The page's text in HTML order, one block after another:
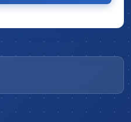
/Sơn thông
ESD,
công